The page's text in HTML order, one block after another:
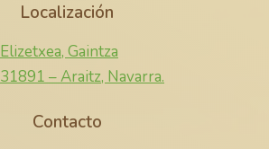
Localización
Elizetxea, Gaintza
31891 – Araitz, Navarra.
Contacto